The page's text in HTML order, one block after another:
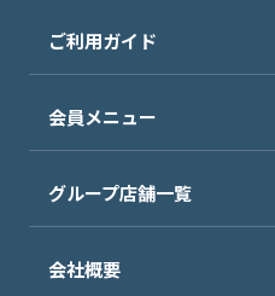
ご利用ガイド
会員メニュー
グループ店舗一覧
会社概要